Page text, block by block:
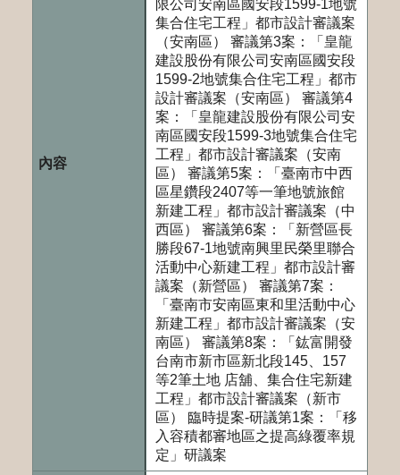
限公司安南區國安段1599-1地號
集合住宅工程」都市設計審議案
（安南區） 審議第3案：「皇龍
建設股份有限公司安南區國安段
1599-2地號集合住宅工程」都市
設計審議案（安南區） 審議第4
案：「皇龍建設股份有限公司安
南區國安段1599-3地號集合住宅
工程」都市設計審議案（安南
區） 審議第5案：「臺南市中西
區星鑽段2407等一筆地號旅館
新建工程」都市設計審議案（中
西區） 審議第6案：「新營區長
勝段67-1地號南興里民榮里聯合
活動中心新建工程」都市設計審
議案（新營區） 審議第7案：
「臺南市安南區東和里活動中心
新建工程」都市設計審議案（安
南區） 審議第8案：「鈜富開發
台南市新市區新北段145、157
等2筆土地 店舖、集合住宅新建
工程」都市設計審議案（新市
區） 臨時提案-研議第1案：「移
入容積都審地區之提高綠覆率規
定」研議案